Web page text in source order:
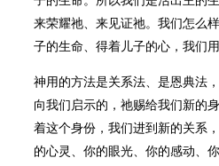
来荣耀祂、来见证祂。我们怎么
子的生命、得着儿子的心，我们
神用的方法是关系法、是恩典法
向我们启示的，祂赐给我们新的
着这个身份，我们进到新的关系
的心灵、你的眼光、你的感动、